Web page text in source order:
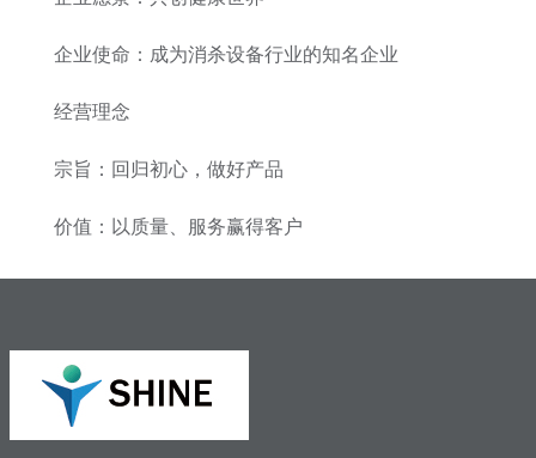
企业使命：成为消杀设备行业的知名企业
经营理念
宗旨：回归初心，做好产品
价值：以质量、服务赢得客户